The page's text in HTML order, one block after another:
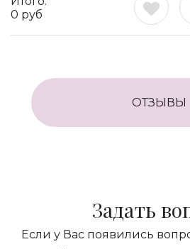
0 руб
ОТЗЫВЫ
Задать
Если у Вас появились